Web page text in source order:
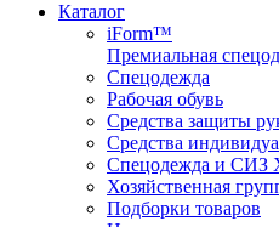
Каталог
iForm™
Премиальная
Спецодежда
Рабочая обувь
Средства защиты
Средства
Спецодежда и
Хозяйственная
Подборки товаров